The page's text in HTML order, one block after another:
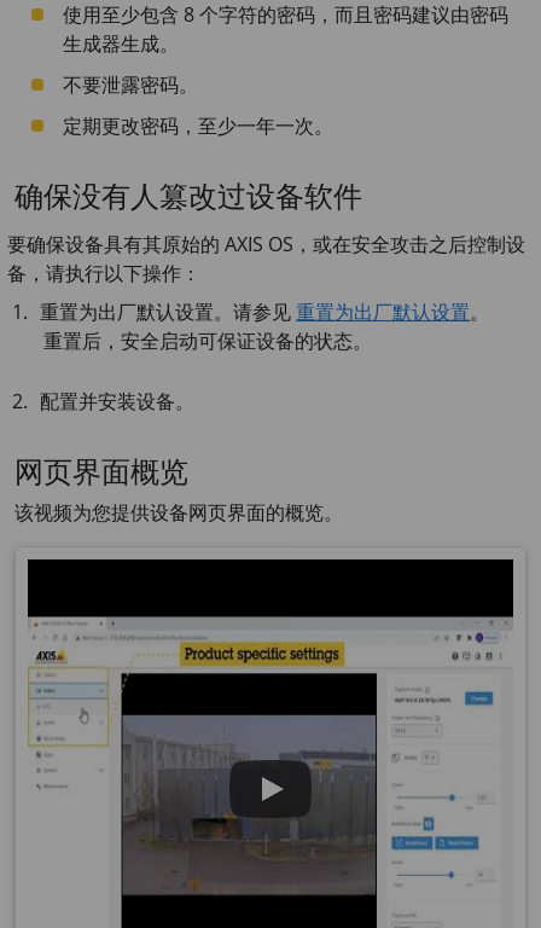
使用至少包含 8 个字符的密码，而且密码建议由密码
生成器生成。
不要泄露密码。
定期更改密码，至少一年一次。
确保没有人篡改过设备软件
要确保设备具有其原始的 AXIS OS，或在安全攻击之后控制设
备，请执行以下操作：
重置为出厂默认设置。请参见重置为出厂默认设置。
重置后，安全启动可保证设备的状态。
配置并安装设备。
网页界面概览
该视频为您提供设备网页界面的概览。